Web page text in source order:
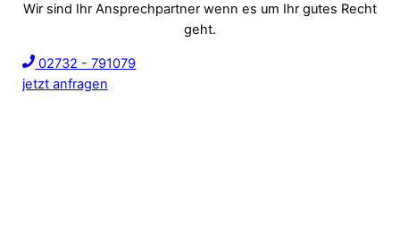
Wir sind Ihr Ansprechpartner wenn es um Ihr gutes Recht
geht.
02732 - 791079
jetzt anfragen